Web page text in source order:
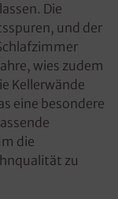
Die
und der
wies zudem
Kellerwände
eine besondere
die
zu